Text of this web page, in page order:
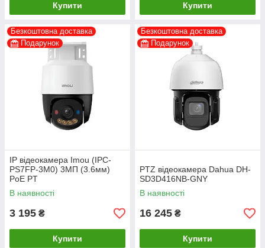
Купити Купити
Безкоштовна доставка
Подарунок
IP відеокамера Imou (IPC-
PS7FP-3M0) 3МП (3.6мм)
PoE PT
В наявності
3 195 ₴
Купити
Безкоштовна доставка
Подарунок
PTZ відеокамера Dahua DH-
SD3D416NB-GNY
В наявності
16 245 ₴
Купити